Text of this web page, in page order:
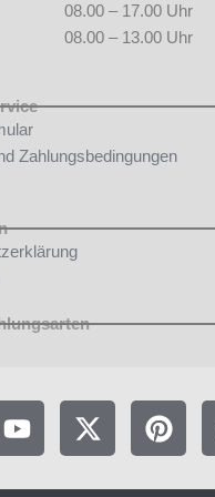
08.00 – 17.00 Uhr
08.00 – 13.00 Uhr
Zahlungsbedingungen
Y
o
X
-
P
i